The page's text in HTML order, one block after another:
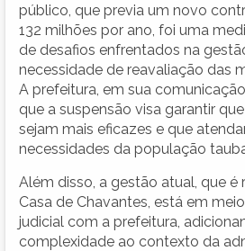
público, que previa um novo
132 milhões por ano, foi uma
de desafios enfrentados na
necessidade de reavaliação das
A prefeitura, em sua
que a suspensão visa garantir
sejam mais eficazes e que
necessidades da população
Além disso, a gestão atual, que é
Casa de Chavantes, está em
judicial com a prefeitura,
complexidade ao contexto da